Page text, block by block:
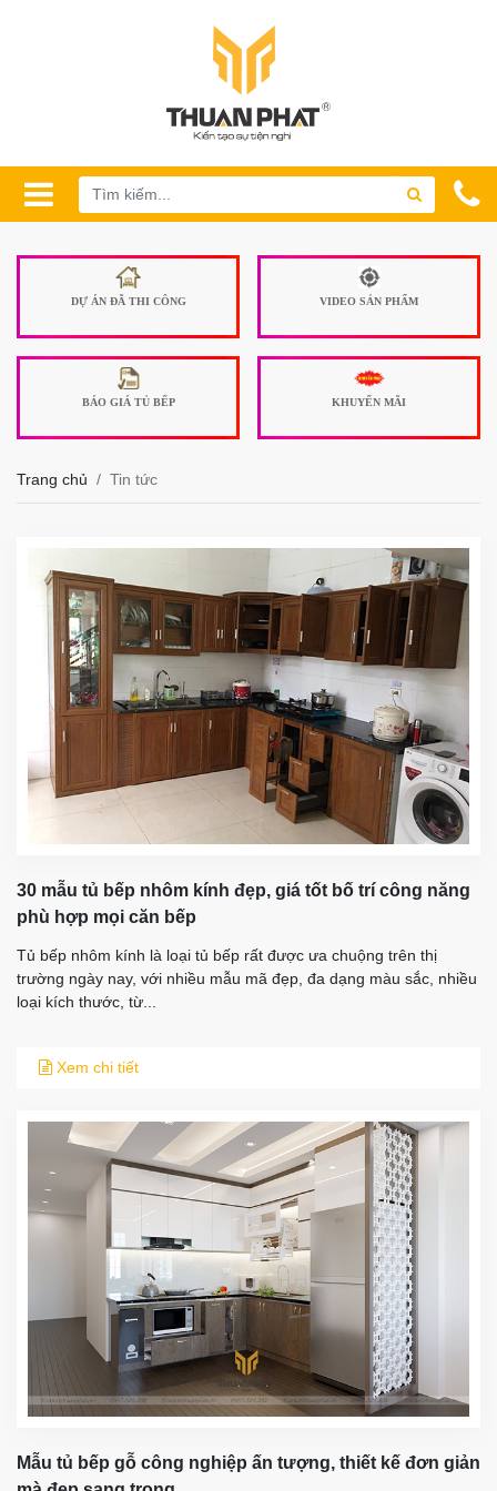
DỰ ÁN ĐÃ THI CÔNG VIDEO SẢN PHẨM
BÁO GIÁ TỦ BẾP KHUYẾN MÃI
Trang chủ Tin tức
30 mẫu tủ bếp nhôm kính đẹp, giá tốt bố trí công năng
phù hợp mọi căn bếp
Tủ bếp nhôm kính là loại tủ bếp rất được ưa chuộng trên thị
trường ngày nay, với nhiều mẫu mã đẹp, đa dạng màu sắc, nhiều
loại kích thước, từ...
Xem chi tiết
Mẫu tủ bếp gỗ công nghiệp ấn tượng, thiết kế đơn giản